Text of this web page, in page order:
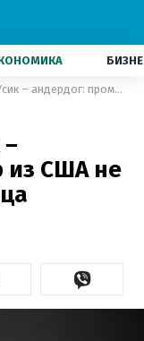
В бою с Джошуа Усик – андердог: промоутер из США не верит в силы украинца
из США не